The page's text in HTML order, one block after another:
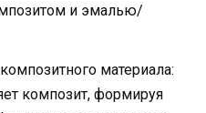
и эмалью/
материала:
композит, формируя